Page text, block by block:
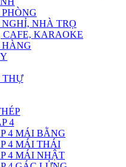
NHÀ TRỌ
KARAOKE
4
4 MÁI BẰNG
4 MÁI THÁI
4 MÁI NHẬT